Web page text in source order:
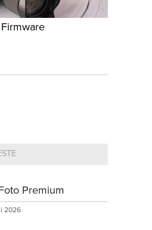
Premium
2026